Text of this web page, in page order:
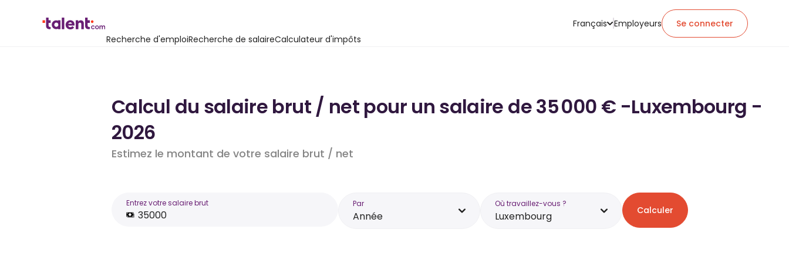
Recherche d'emploiRecherche de salaireCalculateur d'impôts
Français Employeurs Se connecter
Calcul du salaire brut / net pour un salaire de 35 000 € -Luxembourg -
2026
Estimez le montant de votre salaire brut / net
Entrez votre salaire brut Par
Année
Où travaillez-vous ?
Luxembourg Calculer